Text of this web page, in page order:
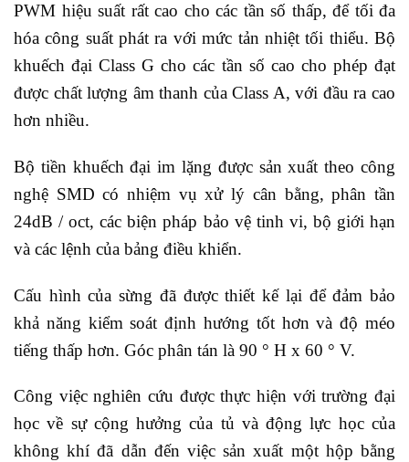
PWM hiệu suất rất cao cho các tần số thấp, để tối đa
hóa công suất phát ra với mức tản nhiệt tối thiểu. Bộ
khuếch đại Class G cho các tần số cao cho phép đạt
được chất lượng âm thanh của Class A, với đầu ra cao
hơn nhiều.
Bộ tiền khuếch đại im lặng được sản xuất theo công
nghệ SMD có nhiệm vụ xử lý cân bằng, phân tần
24dB / oct, các biện pháp bảo vệ tinh vi, bộ giới hạn
và các lệnh của bảng điều khiển.
Cấu hình của sừng đã được thiết kế lại để đảm bảo
khả năng kiểm soát định hướng tốt hơn và độ méo
tiếng thấp hơn. Góc phân tán là 90 ° H x 60 ° V.
Công việc nghiên cứu được thực hiện với trường đại
học về sự cộng hưởng của tủ và động lực học của
không khí đã dẫn đến việc sản xuất một hộp bằng